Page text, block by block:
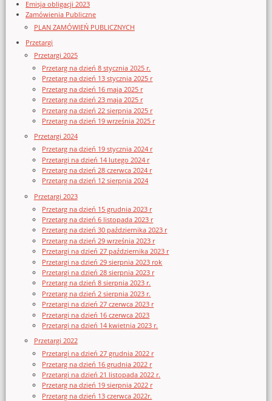
Emisja obligacji 2023
Zamówienia Publiczne
PLAN ZAMÓWIEŃ PUBLICZNYCH
Przetargi
Przetargi 2025
Przetarg na dzień 8 stycznia 2025 r.
Przetarg na dzień 13 stycznia 2025 r
Przetarg na dzień 16 maja 2025 r
Przetarg na dzień 23 maja 2025 r
Przetarg na dzień 22 sierpnia 2025 r
Przetarg na dzień 19 września 2025 r
Przetargi 2024
Przetarg na dzień 19 stycznia 2024 r
Przetargi na dzień 14 lutego 2024 r
Przetarg na dzień 28 czerwca 2024 r
Przetarg na dzień 12 sierpnia 2024
Przetargi 2023
Przetarg na dzień 15 grudnia 2023 r
Przetarg na dzień 6 listopada 2023 r
Przetarg na dzień 30 października 2023 r
Przetarg na dzień 29 września 2023 r
Przetargi na dzień 27 października 2023 r
Przetargi na dzień 29 sierpnia 2023 rok
Przetargi na dzień 28 sierpnia 2023 r
Przetarg na dzień 8 sierpnia 2023 r.
Przetarg na dzień 2 sierpnia 2023 r.
Przetargi na dzień 27 czerwca 2023 r
Przetargi na dzień 16 czerwca 2023
Przetargi na dzień 14 kwietnia 2023 r.
Przetargi 2022
Przetargi na dzień 27 grudnia 2022 r
Przetarg na dzień 16 grudnia 2022 r
Przetargi na dzień 21 listopada 2022 r.
Przetarg na dzień 19 sierpnia 2022 r
Przetarg na dzień 13 czerwca 2022r.